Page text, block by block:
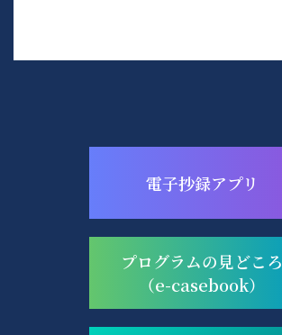
電子抄録アプリ
プログラムの見どころ
（e-casebook）